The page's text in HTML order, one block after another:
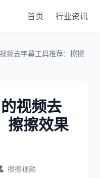
首页 行业资讯
频去字幕工具推荐：擦擦
视频去
擦擦效果
擦擦视频